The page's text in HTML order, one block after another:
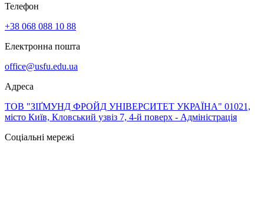
Телефон
+38 068 088 10 88
Електронна пошта
office@usfu.edu.ua
Адреса
ТОВ "ЗІҐМУНД ФРОЙД УНІВЕРСИТЕТ УКРАЇНА" 01021,
місто Київ, Кловський узвіз 7, 4-й поверх - Адміністрація
Соціальні мережі